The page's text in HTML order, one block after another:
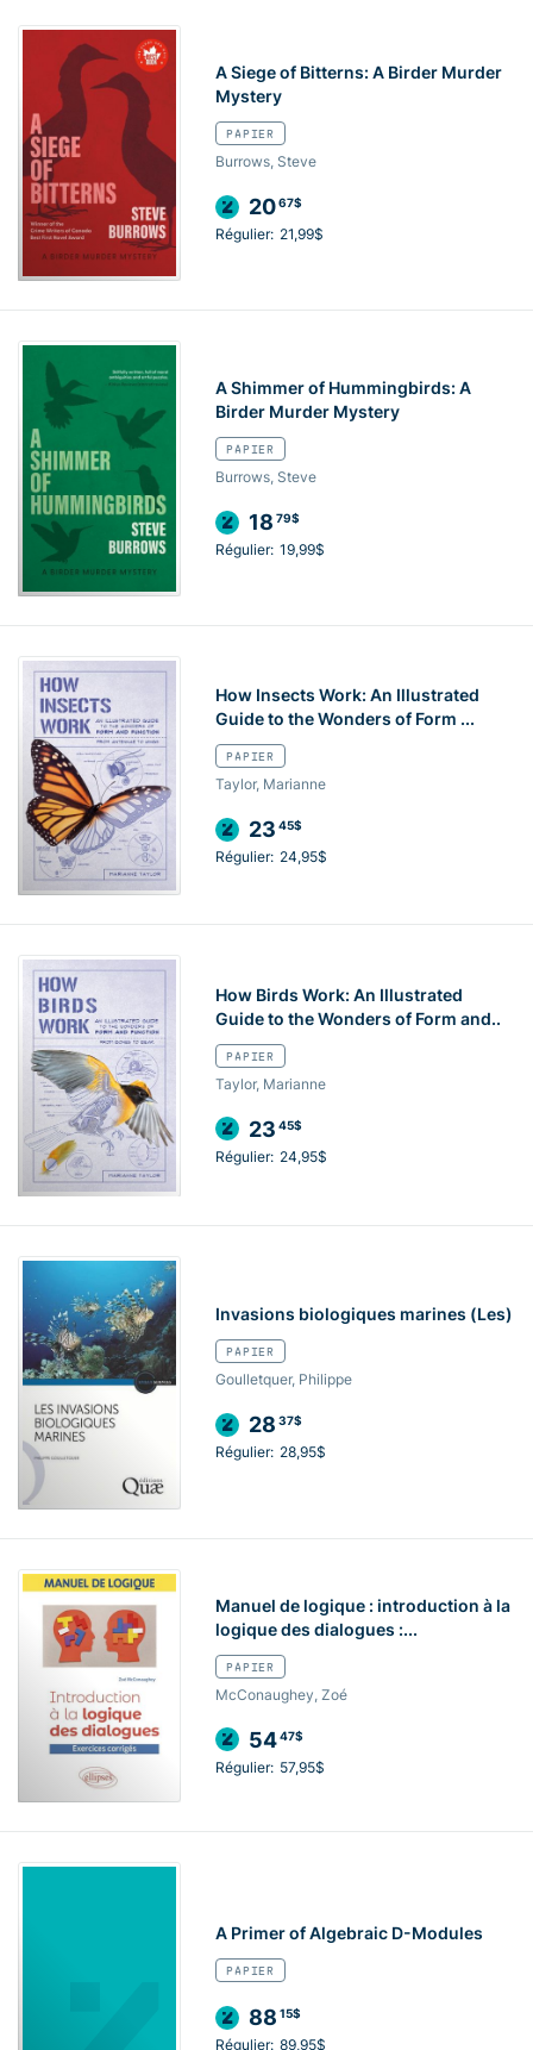
A Siege of Bitterns: A Birder Murder
Mystery
PAPIER
Burrows, Steve
2067$
Régulier: 21,99$
A Shimmer of Hummingbirds: A
Birder Murder Mystery
PAPIER
Burrows, Steve
18 79$
Régulier: 19,99$
How Insects Work: An Illustrated
Guide to the Wonders of Form ...
PAPIER
Taylor, Marianne
23 45$
Régulier: 24,95$
How Birds Work: An Illustrated
Guide to the Wonders of Form and..
PAPIER
Taylor, Marianne
23 45$
Régulier: 24,95$
Invasions biologiques marines (Les)
PAPIER
Goulletquer, Philippe
28 37$
Régulier: 28,95$
Manuel de logique : introduction à la
logique des dialogues :...
PAPIER
McConaughey, Zoé
5447$
Régulier: 57,95$
A Primer of Algebraic D-Modules
PAPIER
88 15$
Régulier: 89,95$